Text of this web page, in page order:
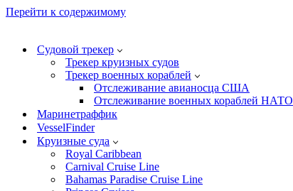
Перейти к содержимому
Судовой трекер
Трекер круизных судов
Трекер военных кораблей
Отслеживание авианосца США
Отслеживание военных кораблей НАТО
Маринетраффик
VesselFinder
Круизные суда
Royal Caribbean
Carnival Cruise Line
Bahamas Paradise Cruise Line